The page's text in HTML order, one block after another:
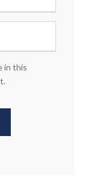
in this